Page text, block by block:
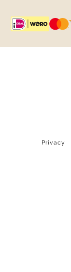
Privacy